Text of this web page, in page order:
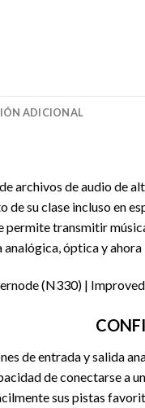
ADICIONAL
archivos de audio de
de su clase incluso en
permite transmitir
analógica, óptica y
de entrada y salida
de conectarse a
sus pistas